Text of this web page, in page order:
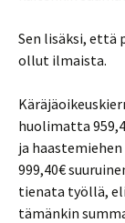
Sen lisäksi, että
ollut ilmaista.
huolimatta
ja
999,40€
tienata työllä,
tämänkin